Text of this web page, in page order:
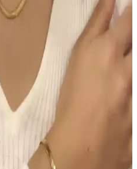
Uzun Süre
ve doğal parlaklığıyla gün boyu
ağırlık yapmadan uzun süre
ciltlerde koku dikkat
İçin Kuru Şampuan
doğal görünüm ve hacim
kolaylığı sunar ve renk
kalıcılık konusunda dikkatli